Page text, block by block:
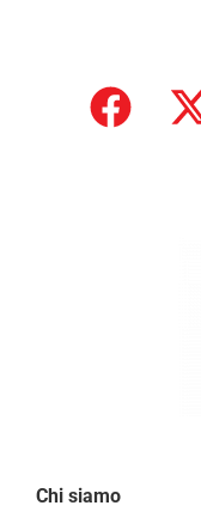
Chi siamo